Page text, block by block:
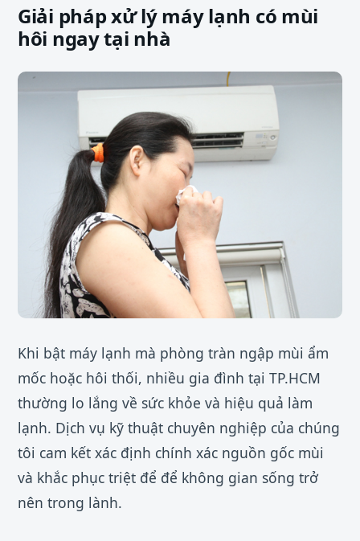
Giải pháp xử lý máy lạnh có mùi
hôi ngay tại nhà
Khi bật máy lạnh mà phòng tràn ngập mùi ẩm
mốc hoặc hôi thối, nhiều gia đình tại TP.HCM
thường lo lắng về sức khỏe và hiệu quả làm
lạnh. Dịch vụ kỹ thuật chuyên nghiệp của chúng
tôi cam kết xác định chính xác nguồn gốc mùi
và khắc phục triệt để để không gian sống trở
nên trong lành.